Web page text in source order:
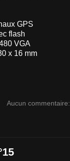
GPS
flash
VGA
x 16 mm
Aucun commentaire: